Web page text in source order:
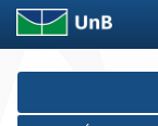
Skip